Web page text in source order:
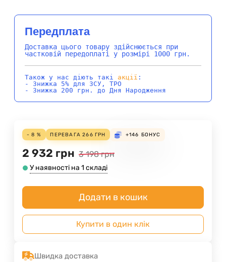
Передплата
Доставка цього товару здійснюється при
частковій передоплаті у розмірі 1000 грн.
Також у нас діють такі акції :
- Знижка 5% для ЗСУ, ТРО
- Знижка 200 грн. до Дня Народження
- 8 % ПЕРЕВАГА266 ГРН +146 БОНУС
2 932 грн 3 198 грн
У наявності на 1 складі
Додати в кошик
Купити в один клік
Швидка доставка